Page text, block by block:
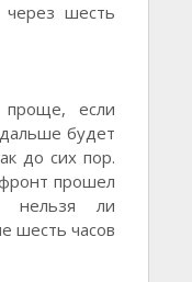
через шесть
если
будет
до сих пор.
прошел
нельзя ли
шесть часов